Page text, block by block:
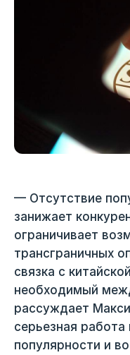
— Отсутствие
занижает
ограничивает
трансграничных
связка с
необходимый
рассуждает
серьезная
популярности и